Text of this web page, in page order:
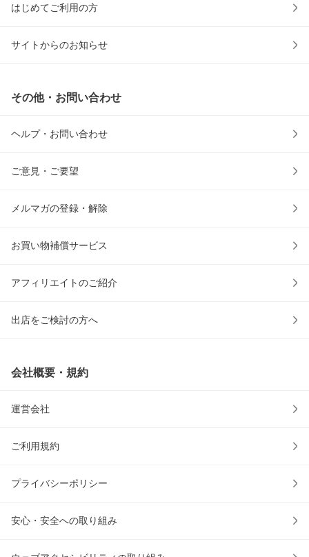
はじめてご利用の方
サイトからのお知らせ
その他・お問い合わせ
ヘルプ・お問い合わせ
ご意見・ご要望
メルマガの登録・解除
お買い物補償サービス
アフィリエイトのご紹介
出店をご検討の方へ
会社概要・規約
運営会社
ご利用規約
プライバシーポリシー
安心・安全への取り組み